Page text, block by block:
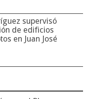
supervisó
de edificios
en Juan José